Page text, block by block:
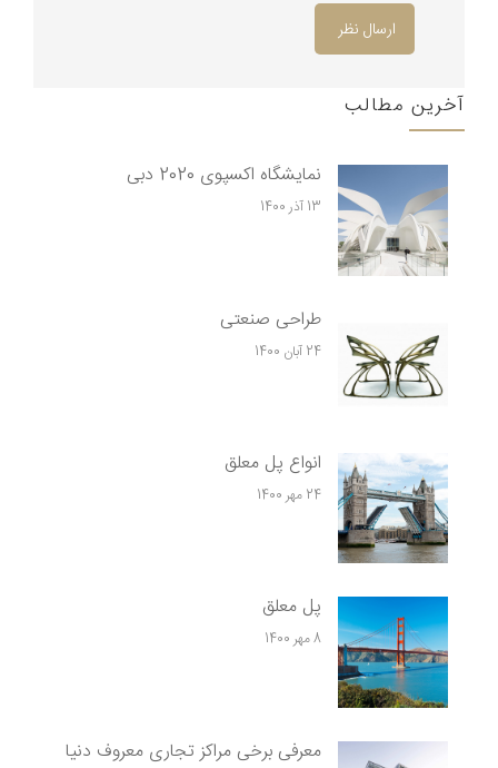
ارسال نظر
آخرین مطالب
نمایشگاه اکسپوی 2020 دبی
13 آذر 1400
طراحی صنعتی
24 آبان 1400
انواع پل معلق
24 مهر 1400
پل معلق
8 مهر 1400
معرفی برخی مراکز تجاری معروف دنیا